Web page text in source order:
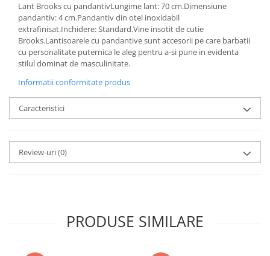
Lant Brooks cu pandantivLungime lant: 70 cm.Dimensiune
pandantiv: 4 cm.Pandantiv din otel inoxidabil
extrafinisat.Inchidere: Standard.Vine insotit de cutie
Brooks.Lantisoarele cu pandantive sunt accesorii pe care barbatii
cu personalitate puternica le aleg pentru a-si pune in evidenta
stilul dominat de masculinitate.
Informatii conformitate produs
Caracteristici
Review-uri(0)
PRODUSE SIMILARE